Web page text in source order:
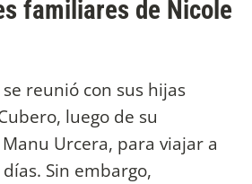
familiares de Nicole
reunió con sus hijas
luego de su
Urcera, para viajar a
Sin embargo,